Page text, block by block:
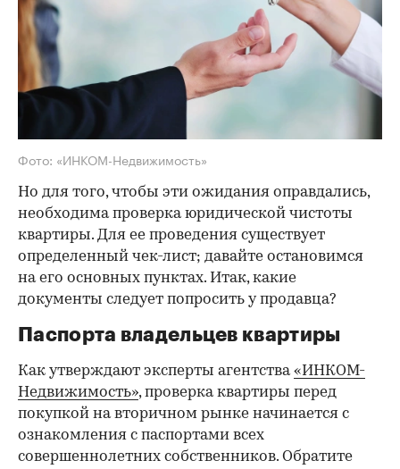
Фото: «ИНКОМ-Недвижимость»
Но для того, чтобы эти ожидания оправдались,
необходима проверка юридической чистоты
квартиры. Для ее проведения существует
определенный чек-лист; давайте остановимся
на его основных пунктах. Итак, какие
документы следует попросить у продавца?
Паспорта владельцев квартиры
Как утверждают эксперты агентства«ИНКОМ-
Недвижимость», проверка квартиры перед
покупкой на вторичном рынке начинается с
ознакомления с паспортами всех
совершеннолетних собственников. Обратите